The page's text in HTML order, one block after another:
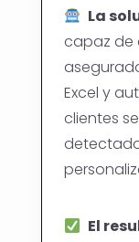
La
capaz de
Excel y
clientes
El